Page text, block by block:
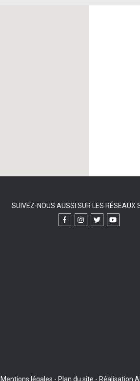
SUIVEZ-NOUS AUSSI SUR LES RÉSEAUX
Mentions légales - Plan du site - Réalisation